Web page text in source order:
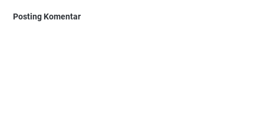
Posting Komentar